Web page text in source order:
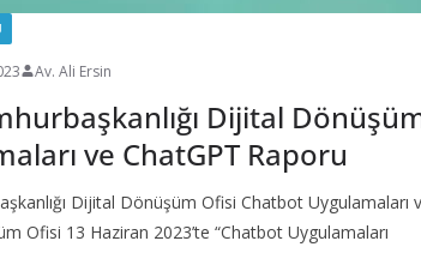
Av. Ali Ersin
Dijital
ve ChatGPT Raporu
Dijital Dönüşüm Ofisi Chatbot Uygulamaları
Ofisi 13 Haziran 2023’te “Chatbot Uygulamaları